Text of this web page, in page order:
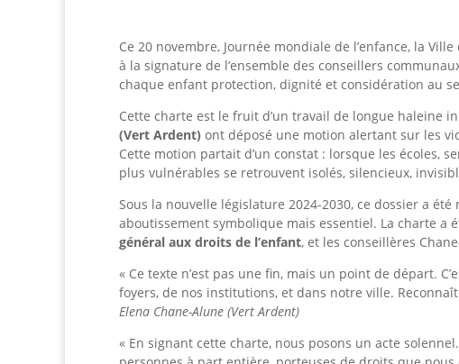
Ce 20 novembre, Journée mondiale de l’enfance, la
à la signature de l’ensemble des conseillers
chaque enfant protection, dignité et considération au
Cette charte est le fruit d’un travail de longue haleine
(Vert Ardent) ont déposé une motion alertant sur les
Cette motion partait d’un constat : lorsque les écoles,
plus vulnérables se retrouvent isolés, silencieux,
Sous la nouvelle législature 2024-2030, ce dossier a
aboutissement symbolique mais essentiel. La charte a
général aux droits de l’enfant, et les conseillères
« Ce texte n’est pas une fin, mais un point de départ.
foyers, de nos institutions, et dans notre ville.
Elena Chane-Alune (Vert Ardent)
« En signant cette charte, nous posons un acte